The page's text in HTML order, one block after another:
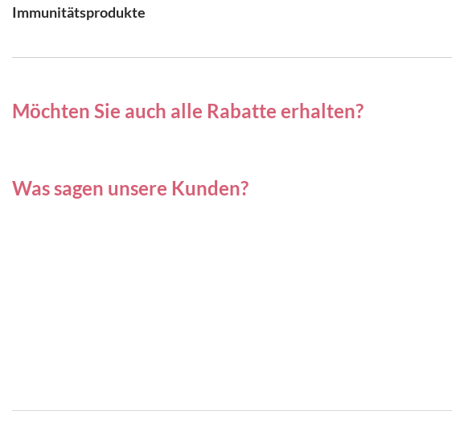
Immunitätsprodukte
Möchten Sie auch alle Rabatte erhalten?
Was sagen unsere Kunden?